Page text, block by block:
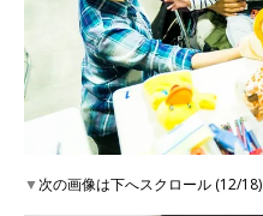
▼次の画像は下へスクロール (12/18)